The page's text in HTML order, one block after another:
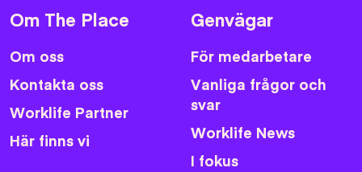
Om The Place
Om oss
Kontakta oss
Worklife Partner
Här finns vi
Genvägar
För medarbetare
Vanliga frågor och
svar
Worklife News
I fokus